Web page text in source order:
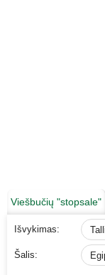
Viešbučių "stopsale"
Išvykimas:
Šalis: